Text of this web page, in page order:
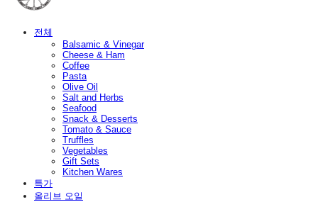
전체
Balsamic & Vinegar
Cheese & Ham
Coffee
Pasta
Olive Oil
Salt and Herbs
Seafood
Snack & Desserts
Tomato & Sauce
Truffles
Vegetables
Gift Sets
Kitchen Wares
특가
올리브 오일